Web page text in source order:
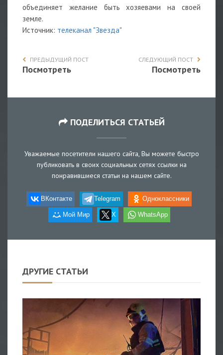
объединяет желание быть хозяевами на своей
земле.
Источник: телеканал "Звезда"
ПРЕДЫДУЩИЙ ПОСТ
Посмотреть
СЛЕДУЮЩИЙ ПОСТ
Посмотреть
ПОДЕЛИТЬСЯ СТАТЬЕЙ
Уважаемые посетители нашего сайта, Вы можете быстро
публиковать в своих социальных сетях ссылки на
понравившиеся статьи на нашем сайте.
ВКонтакте Telegram Одноклассники
Мой Мир X WhatsApp
ДРУГИЕ СТАТЬИ